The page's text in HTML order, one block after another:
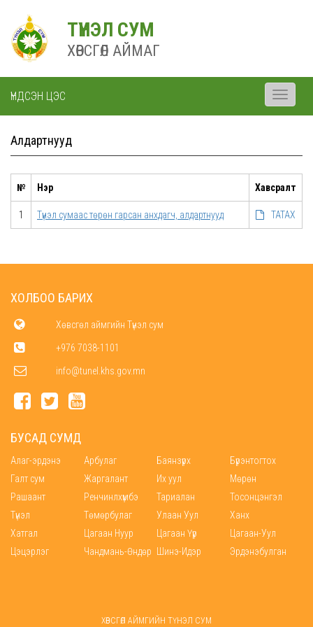
ТҮНЭЛ СУМ
ХӨВСГӨЛ АЙМАГ
ҮНДСЭН ЦЭС
Toggle
Алдартнууд
№ Нэр Хавсралт
1 Түнэл сумаас төрөн гарсан анхдагч, алдартнууд ТАТАХ
ХОЛБОО БАРИХ
Хөвсгөл аймгийн Түнэл сум
+976 7038-1101
info@tunel.khs.gov.mn
БУСАД СУМД
Алаг-эрдэнэ Арбулаг Баянзүрх
Бүрэнтогтох
Галт сум
Жаргалант Их уул
Мөрөн
Рашаант
Ренчинлхүмбэ Тариалан
Тосонцэнгэл
Түнэл
Төмөрбулаг Улаан Уул
Ханх
Хатгал
Цагаан Нуур Цагаан Үүр
Цагаан-Уул
Цэцэрлэг
Чандмань-Өндөр Шинэ-Идэр Эрдэнэбулган
ХӨВСГӨЛ АЙМГИЙН ТҮНЭЛ СУМ